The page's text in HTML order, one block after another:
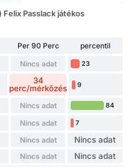
Passlack játékos
Per 90 Perc
percentil
Nincs adat 23
34
perc/mérkőzés
9
Nincs adat 84
Nincs adat 7
Nincs adat Nincs adat
Nincs adat Nincs adat